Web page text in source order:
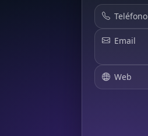
Teléfono
Email
Web